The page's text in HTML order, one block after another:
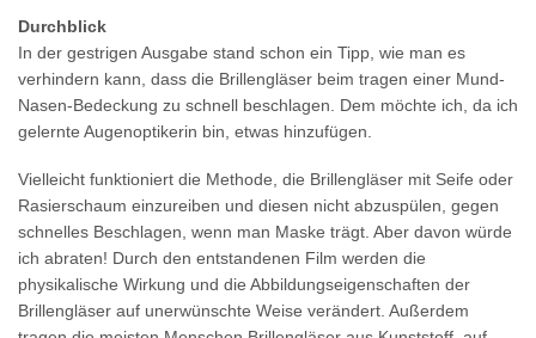
Durchblick
In der gestrigen Ausgabe stand schon ein Tipp, wie man es
verhindern kann, dass die Brillengläser beim tragen einer Mund-
Nasen-Bedeckung zu schnell beschlagen. Dem möchte ich, da ich
gelernte Augenoptikerin bin, etwas hinzufügen.
Vielleicht funktioniert die Methode, die Brillengläser mit Seife oder
Rasierschaum einzureiben und diesen nicht abzuspülen, gegen
schnelles Beschlagen, wenn man Maske trägt. Aber davon würde
ich abraten! Durch den entstandenen Film werden die
physikalische Wirkung und die Abbildungseigenschaften der
Brillengläser auf unerwünschte Weise verändert. Außerdem